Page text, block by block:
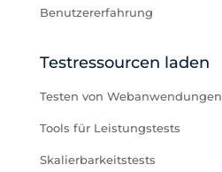
Benutzererfahrung
Testressourcen laden
Testen von Webanwendungen
Tools für Leistungstests
Skalierbarkeitstests